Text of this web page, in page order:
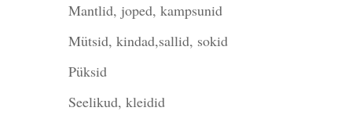
Mantlid, joped, kampsunid
Mütsid, kindad,sallid, sokid
Püksid
Seelikud, kleidid